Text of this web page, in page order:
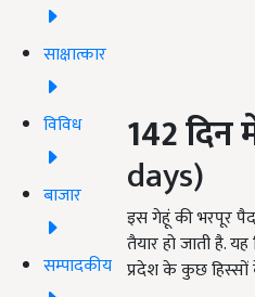
साक्षात्कार
विविध
बाजार
सम्पादकीय
142
days)
इस गेहूं की भरपूर
तैयार हो जाती है.
प्रदेश के कुछ हिस्सों